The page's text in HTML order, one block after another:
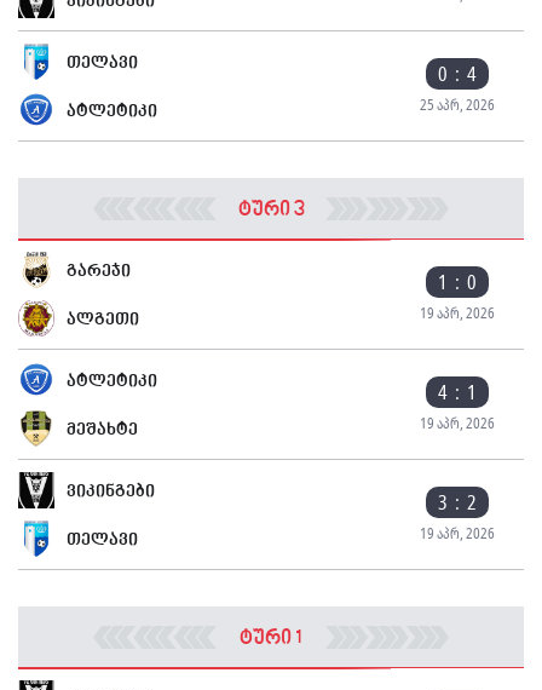
თელავი 0 : 4
25 აპრ, 2026
ატლეტიკი
ტური 3
გარეჯი 1 : 0
19 აპრ, 2026
ალგეთი
ატლეტიკი 4 : 1
19 აპრ, 2026
მეშახტე
ვიკინგები 3 : 2
19 აპრ, 2026
თელავი
ტური 1